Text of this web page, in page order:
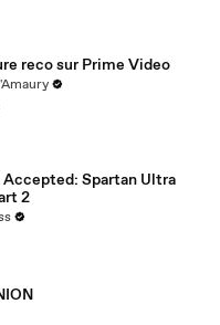
reco sur Prime Video
Accepted: Spartan Ultra
2